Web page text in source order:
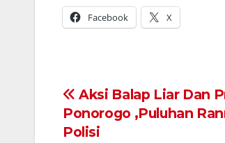
Facebook X
Navigasi
pos
Aksi Balap Liar Dan
Ponorogo ,Puluhan
Polisi